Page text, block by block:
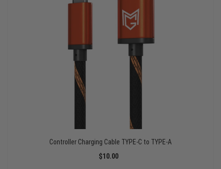
Controller Charging Cable TYPE-C to TYPE-A
$10.00